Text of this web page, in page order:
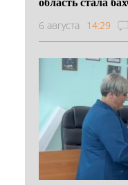
6 августа 14:29